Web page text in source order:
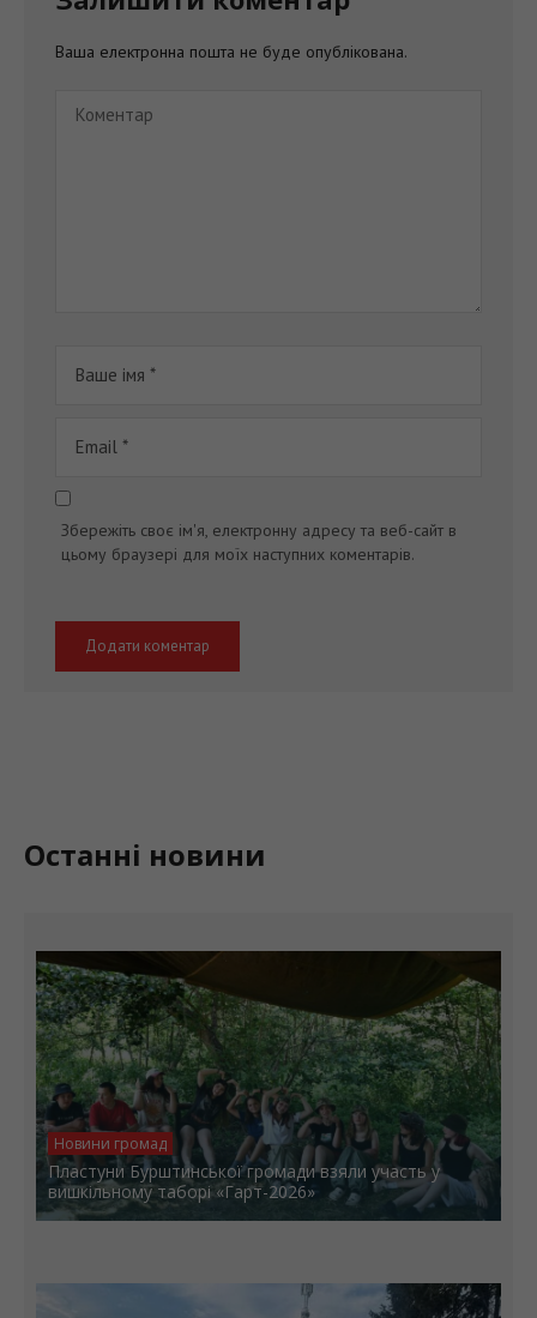
Ваша електронна пошта не буде опублікована.
Збережіть своє ім'я, електронну адресу та веб-сайт в
цьому браузері для моїх наступних коментарів.
Останні новини
Новини громад
Пластуни Бурштинської громади взяли участь у
вишкільному таборі «Гарт-2026»